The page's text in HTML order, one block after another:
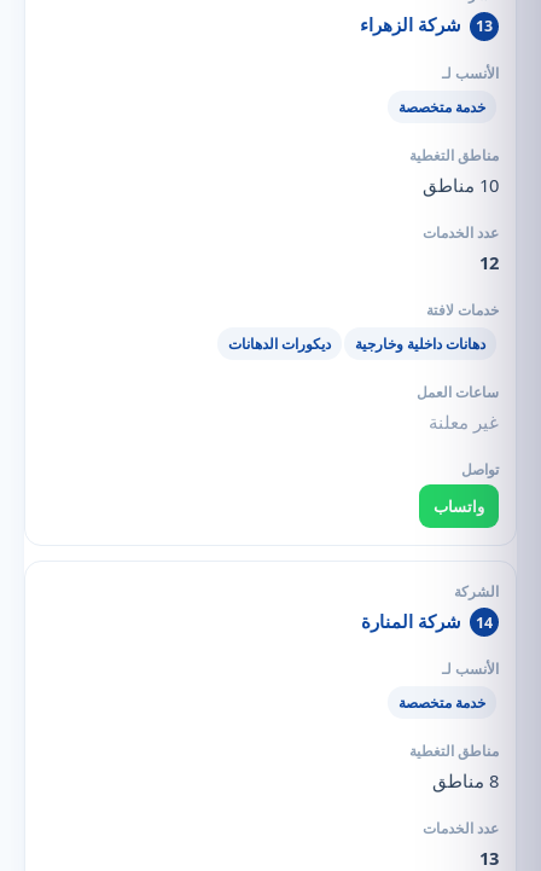
13 شركة الزهراء
خدمة متخصصة
10 مناطق
12
دهانات داخلية وخارجية ديكورات الدهانات
غير معلنة
واتساب
14 شركة المنارة
خدمة متخصصة
8 مناطق
13